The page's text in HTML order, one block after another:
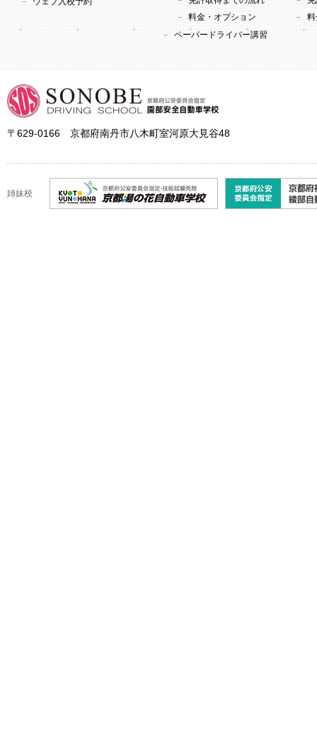
料金・オプション
ペーパードライバー講習
〒629-0166 京都府南丹市八木町室河原大見谷48
姉妹校